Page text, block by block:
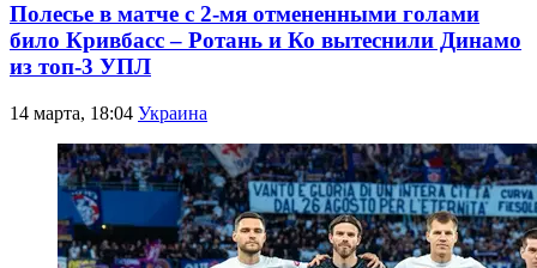
Полесье в матче с 2-мя отмененными голами
било Кривбасс – Ротань и Ко вытеснили Динамо
из топ-3 УПЛ
14 марта, 18:04 Украина